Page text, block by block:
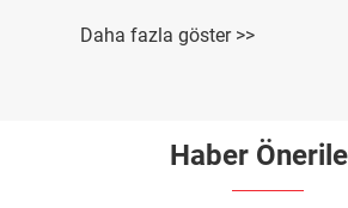
Daha fazla göster >>
Haber